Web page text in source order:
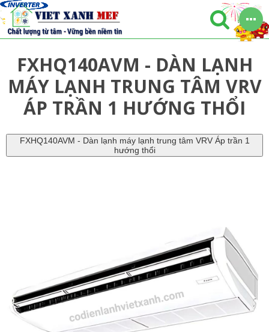
FXHQ140AVM - DÀN LẠNH
MÁY LẠNH TRUNG TÂM VRV
ÁP TRẦN 1 HƯỚNG THỔI
FXHQ140AVM - Dàn lạnh máy lạnh trung tâm VRV Áp trần 1
hướng thổi